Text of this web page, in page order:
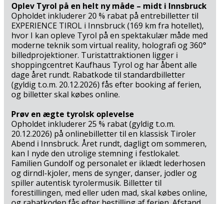
Oplev Tyrol på en helt ny måde – midt i Innsbruck
Opholdet inkluderer 20 % rabat på entrebilletter til
EXPERIENCE TIROL i Innsbruck (169 km fra hotellet),
hvor I kan opleve Tyrol på en spektakulær måde med
moderne teknik som virtual reality, holografi og 360°
billedprojektioner. Turistattraktionen ligger i
shoppingcentret Kaufhaus Tyrol og har åbent alle
dage året rundt. Rabatkode til standardbilletter
(gyldig t.o.m. 20.12.2026) fås efter booking af ferien,
og billetter skal købes online.
Prøv en ægte tyrolsk oplevelse
Opholdet inkluderer 25 % rabat (gyldig t.o.m.
20.12.2026) på onlinebilletter til en klassisk Tiroler
Abend i Innsbruck. Året rundt, dagligt om sommeren,
kan I nyde den utrolige stemning i festlokalet.
Familien Gundolf og personalet er iklædt lederhosen
og dirndl-kjoler, mens de synger, danser, jodler og
spiller autentisk tyrolermusik. Billetter til
forestillingen, med eller uden mad, skal købes online,